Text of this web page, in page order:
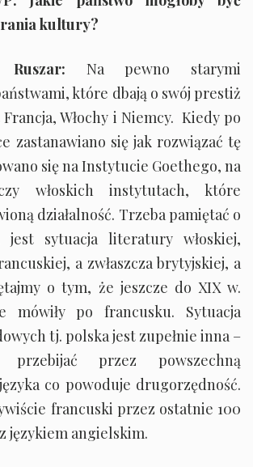
kultury?
Na pewno starymi
które dbają o swój prestiż
Włochy i Niemcy. Kiedy po
zastanawiano się jak rozwiązać tę
się na Instytucie Goethego, na
włoskich instytutach, które
działalność. Trzeba pamiętać o
sytuacja literatury włoskiej,
a zwłaszcza brytyjskiej, a
o tym, że jeszcze do XIX w.
mówiły po francusku. Sytuacja
tj. polska jest zupełnie inna –
przez powszechną
co powoduje drugorzędność.
francuski przez ostatnie 100
językiem angielskim.